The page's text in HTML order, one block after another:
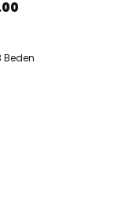
Beden